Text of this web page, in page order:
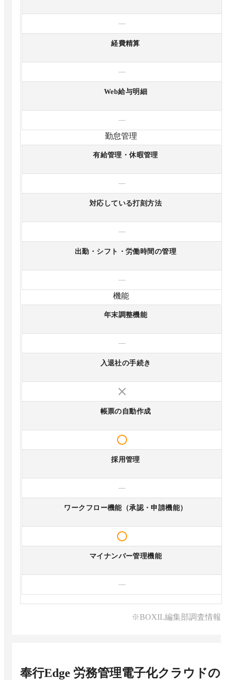
—
経費精算
—
Web給与明細
—
勤怠管理
有給管理・休暇管理
—
対応している打刻方法
—
出勤・シフト・労働時間の管理
—
機能
年末調整機能
—
入退社の手続き
帳票の自動作成
採用管理
—
ワークフロー機能（承認・申請機能）
マイナンバー管理機能
—
※BOXIL編集部調査情報
奉行Edge 労務管理電子化クラウドの